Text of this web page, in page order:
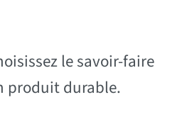
le savoir-faire
produit durable.